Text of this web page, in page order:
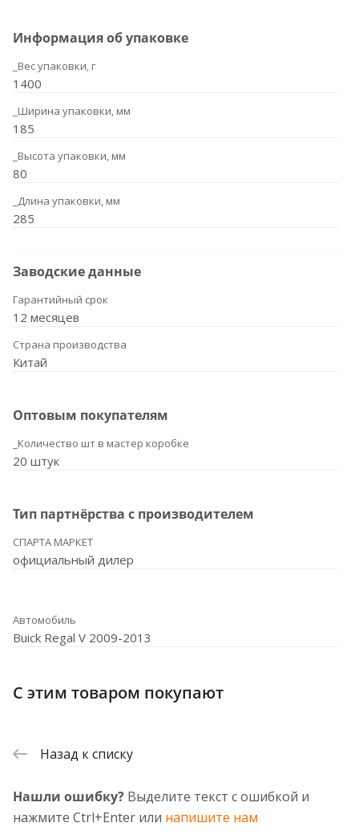
Информация об упаковке
_Вес упаковки, г
1400
_Ширина упаковки, мм
185
_Высота упаковки, мм
80
_Длина упаковки, мм
285
Заводские данные
Гарантийный срок
12 месяцев
Страна производства
Китай
Оптовым покупателям
_Количество шт в мастер коробке
20 штук
Тип партнёрства с производителем
СПАРТА МАРКЕТ
официальный дилер
Автомобиль
Buick Regal V 2009-2013
С этим товаром покупают
Назад к списку
Нашли ошибку? Выделите текст с ошибкой и
нажмите Ctrl+Enter или напишите нам